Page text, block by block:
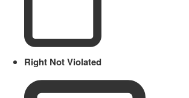
Right Not Violated